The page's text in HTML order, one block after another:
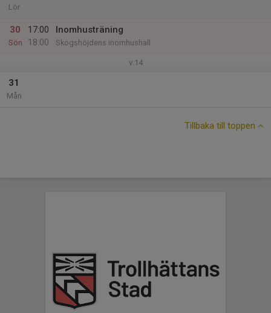
Lör
30
Sön
17:00
18:00
Inomhusträning
Skogshöjdens inomhushall
v.14
31
Mån
Tillbaka till toppen